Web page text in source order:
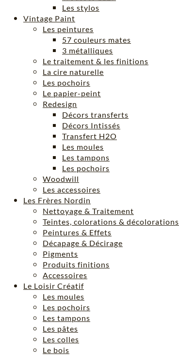
Les stylos
Vintage Paint
Les peintures
57 couleurs mates
3 métalliques
Le traitement & les finitions
La cire naturelle
Les pochoirs
Le papier-peint
Redesign
Décors transferts
Décors Intissés
Transfert H2O
Les moules
Les tampons
Les pochoirs
Woodwill
Les accessoires
Les Frères Nordin
Nettoyage & Traitement
Teintes, colorations & décolorations
Peintures & Effets
Décapage & Décirage
Pigments
Produits finitions
Accessoires
Le Loisir Créatif
Les moules
Les pochoirs
Les tampons
Les pâtes
Les colles
Le bois